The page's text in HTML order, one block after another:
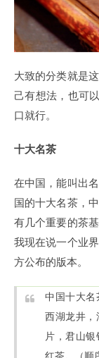
大致的分类就是
己有想法，也可
口就行。
十大名茶
在中国，能叫出
国的十大名茶，
有几个重要的茶
我现在说一个业
方公布的版本。
中国十大名
西湖龙井，
片，君山